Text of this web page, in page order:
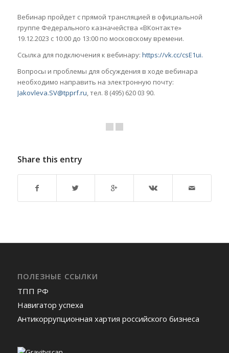
Вебинар пройдет с прямой трансляцией в официальной
группе Федерального казначейства «ВКонтакте»
19.12.2023 с 10:00 до 13:00 по московскому времени.
Ссылка для подключения к вебинару: https://vk.cc/csE1ui.
Вопросы и проблемы для обсуждения в ходе вебинара
необходимо направить на электронную почту:
Jakovleva.SV@tpprf.ru, тел. 8 (495) 620 03 90.
Share this entry
ПОЛЕЗНЫЕ ССЫЛКИ
ТПП РФ
Навигатор успеха
Антикоррупционная хартия российского бизнеса